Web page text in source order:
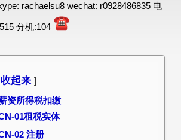
rachaelsu8 wechat: r0928486835 电
分机:104
收起来
资所得税扣缴
01租税实体
02 注册